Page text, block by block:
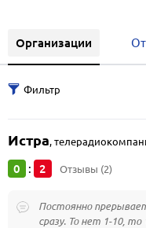
Организации
Истра,
0 : 2 Отзывы (2)
Постоянно
сразу. То нет 1-10,